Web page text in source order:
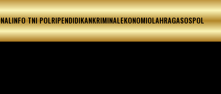
INFO TNI POLRIPENDIDIKANKRIMINALEKONOMIOLAHRAGASOSPOL